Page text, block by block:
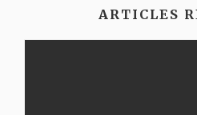
ARTICLES